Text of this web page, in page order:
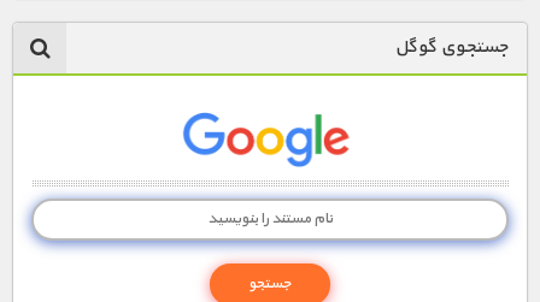
1000 تومان – دانلود قسمت 5 (افزودن به سبد خريد)
جستجوی گوگل